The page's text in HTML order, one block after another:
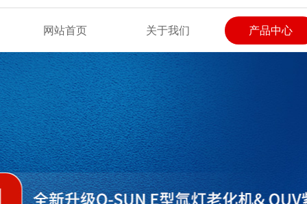
网站首页 关于我们 产品中心